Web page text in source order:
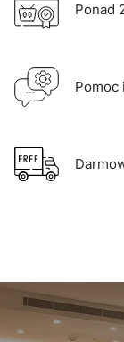
Ponad
Pomoc